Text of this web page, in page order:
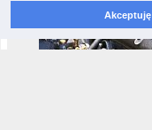
Akceptuję